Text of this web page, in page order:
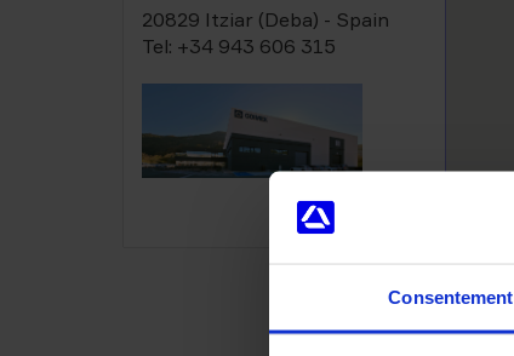
Consentement
20829 Itziar (Deba) - Spain
Tel: +34 943 606 315